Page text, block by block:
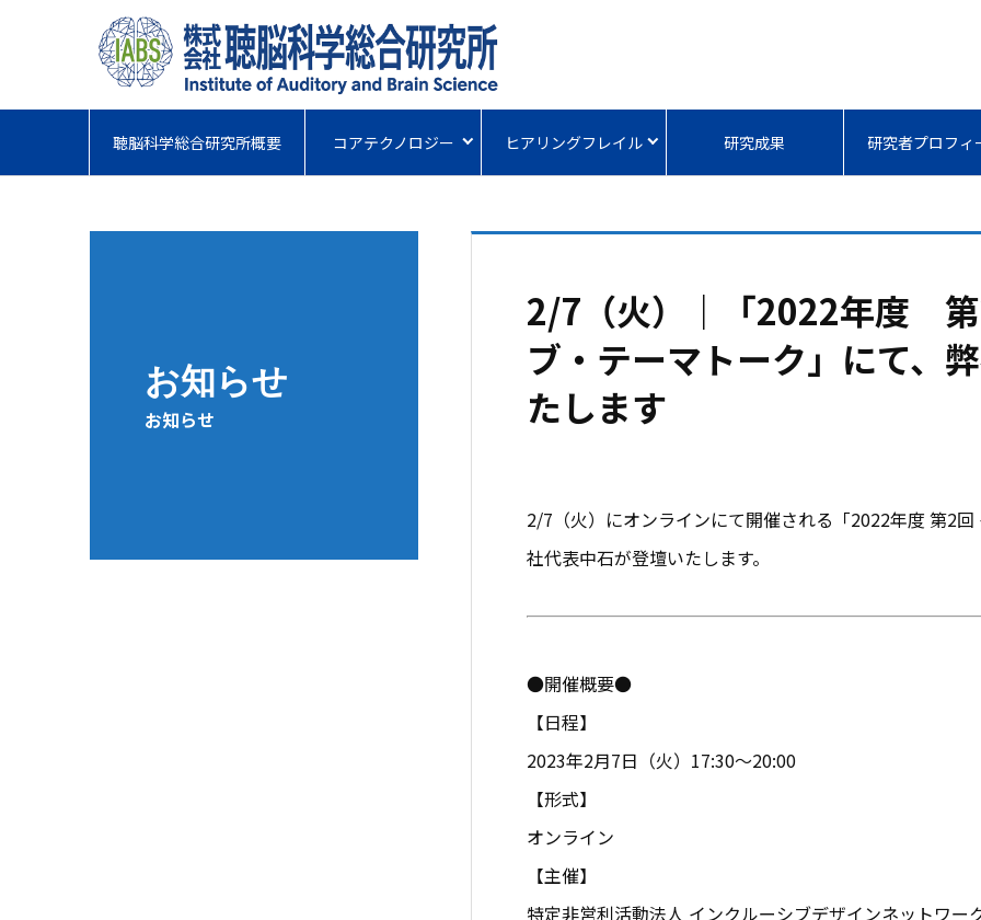
聴脳科学総合研究所概要 コアテクノロジー ヒアリングフレイル 研究成果 研究者プロフィ
お知らせ
お知らせ
2/7（火）｜「2022年度
ブ・テーマトーク」にて、
たします
2/7（火）にオンラインにて開催される「2022年度 第2
社代表中石が登壇いたします。
●開催概要●
【日程】
2023年2月7日（火）17:30〜20:00
【形式】
オンライン
【主催】
特定非営利活動法人 インクルーシブデザインネットワー